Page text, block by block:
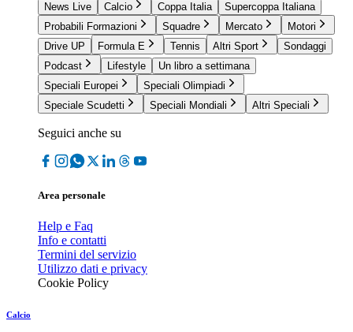
News Live
Calcio Coppa Italia
Supercoppa Italiana
Probabili Formazioni
Squadre Mercato
Motori
Drive UP
Formula E Tennis Altri Sport
Sondaggi
Podcast
Lifestyle
Un libro a settimana
Speciali Europei
Speciali Olimpiadi
Speciale Scudetti
Speciali Mondiali Altri Speciali
Seguici anche su
Area personale
Help e Faq
Info e contatti
Termini del servizio
Utilizzo dati e privacy
Cookie Policy
Calcio